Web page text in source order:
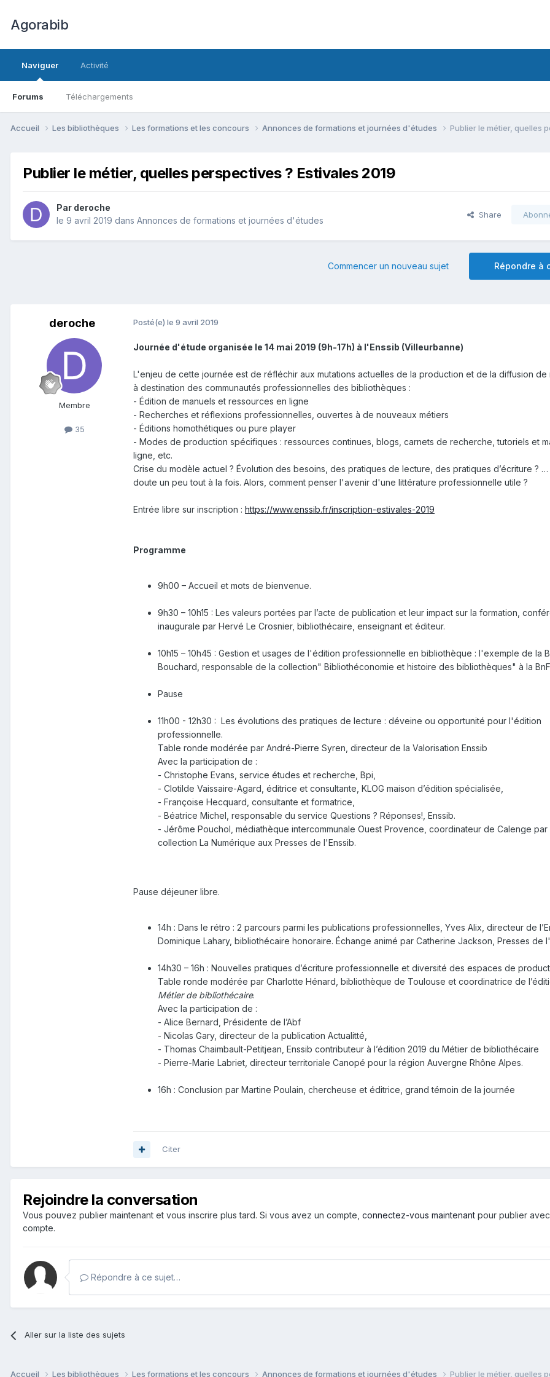
Agorabib
Naviguer
Forums Téléchargements
Activité
Accueil Les bibliothèques Les formations et les concours Annonces de formations et journées d'études Publier le métier, quelles
Publier le métier, quelles perspectives ? Estivales 2019
Par deroche
le 9 avril 2019 dans Annonces de formations et journées d'études
Share
Répondre à
Commencer un nouveau sujet
deroche
Membre
35
Posté(e) le 9 avril 2019
Journée d'étude organisée le 14 mai 2019 (9h-17h) à l'Enssib (Villeurbanne)
L'enjeu de cette journée est de réfléchir aux mutations actuelles de la production et de la diffusion de
à destination des communautés professionnelles des bibliothèques :
- Édition de manuels et ressources en ligne
- Recherches et réflexions professionnelles, ouvertes à de nouveaux métiers
- Éditions homothétiques ou pure player
- Modes de production spécifiques : ressources continues, blogs, carnets de recherche, tutoriels et
ligne, etc.
Crise du modèle actuel ? Évolution des besoins, des pratiques de lecture, des pratiques d’écriture ? …
doute un peu tout à la fois. Alors, comment penser l'avenir d'une littérature professionnelle utile ?
Entrée libre sur inscription : https://www.enssib.fr/inscription-estivales-2019
Programme
9h00 – Accueil et mots de bienvenue.
9h30 – 10h15 : Les valeurs portées par l’acte de publication et leur impact sur la formation,
inaugurale par Hervé Le Crosnier, bibliothécaire, enseignant et éditeur.
10h15 – 10h45 : Gestion et usages de l'édition professionnelle en bibliothèque : l'exemple de la
Bouchard, responsable de la collection" Bibliothéconomie et histoire des bibliothèques" à la
Pause
11h00 - 12h30 : Les évolutions des pratiques de lecture : déveine ou opportunité pour l'édition
professionnelle.
Table ronde modérée par André-Pierre Syren, directeur de la Valorisation Enssib
Avec la participation de :
- Christophe Evans, service études et recherche, Bpi,
- Clotilde Vaissaire-Agard, éditrice et consultante, KLOG maison d’édition spécialisée,
- Françoise Hecquard, consultante et formatrice,
- Béatrice Michel, responsable du service Questions ? Réponses!, Enssib.
- Jérôme Pouchol, médiathèque intercommunale Ouest Provence, coordinateur de Calenge par
collection La Numérique aux Presses de l'Enssib.
Pause déjeuner libre.
14h : Dans le rétro : 2 parcours parmi les publications professionnelles, Yves Alix, directeur de
Dominique Lahary, bibliothécaire honoraire. Échange animé par Catherine Jackson, Presses de
14h30 – 16h : Nouvelles pratiques d’écriture professionnelle et diversité des espaces de
Table ronde modérée par Charlotte Hénard, bibliothèque de Toulouse et coordinatrice de
Métier de bibliothécaire.
Avec la participation de :
- Alice Bernard, Présidente de l’Abf
- Nicolas Gary, directeur de la publication Actualitté,
- Thomas Chaimbault-Petitjean, Enssib contributeur à l’édition 2019 du Métier de bibliothécaire
- Pierre-Marie Labriet, directeur territoriale Canopé pour la région Auvergne Rhône Alpes.
16h : Conclusion par Martine Poulain, chercheuse et éditrice, grand témoin de la journée
Citer
Rejoindre la conversation
Vous pouvez publier maintenant et vous inscrire plus tard. Si vous avez un compte, connectez-vous maintenant pour publier
compte.
Répondre à ce sujet…
Aller sur la liste des sujets
Accueil Les bibliothèques Les formations et les concours Annonces de formations et journées d'études Publier le métier, quelles